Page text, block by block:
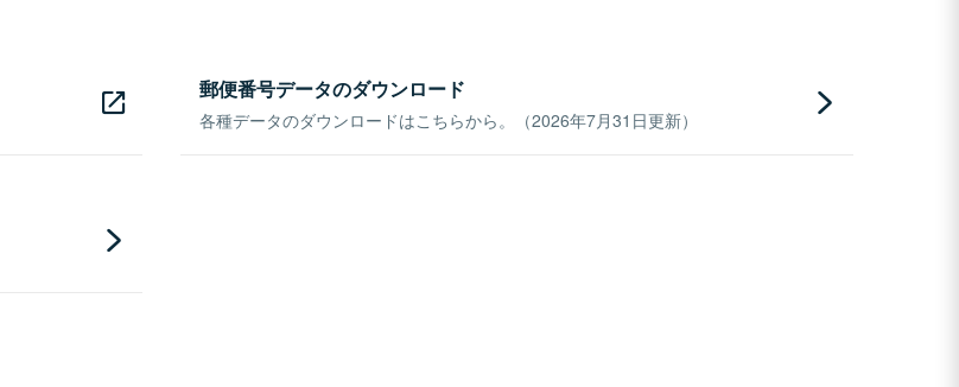
郵便番号データのダウンロード
各種データのダウンロードはこちらから。（2026年7月31日更新）